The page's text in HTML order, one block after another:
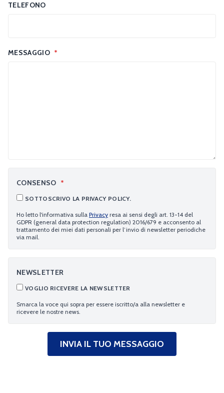
TELEFONO
MESSAGGIO *
CONSENSO *
SOTTOSCRIVO LA PRIVACY POLICY.
Ho letto l'informativa sulla Privacy resa ai sensi degli art. 13-14 del
GDPR (general data protection regulation) 2016/679 e acconsento al
trattamento dei miei dati personali per l’invio di newsletter periodiche
via mail.
NEWSLETTER
VOGLIO RICEVERE LA NEWSLETTER
Smarca la voce qui sopra per essere iscritto/a alla newsletter e
ricevere le nostre news.
INVIA IL TUO MESSAGGIO